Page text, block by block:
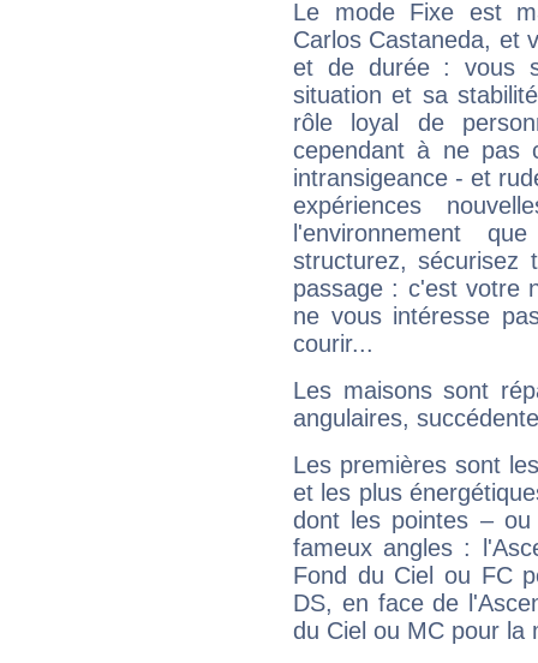
Le mode Fixe est
Carlos Castaneda, et
et de durée : vous
situation et sa
rôle loyal de
cependant à ne pas
intransigeance - et
expériences
l'environnement
structurez, sécurisez
passage : c'est votre
ne vous intéresse
courir...
Les maisons sont
angulaires,
Les premières sont
et les plus
dont les pointes –
fameux angles :
Fond du Ciel ou FC
DS, en face de
du Ciel ou MC pour la